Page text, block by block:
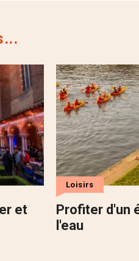
et
Profiter d'un
l'eau
Loisirs